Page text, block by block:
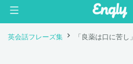
英会話フレーズ集